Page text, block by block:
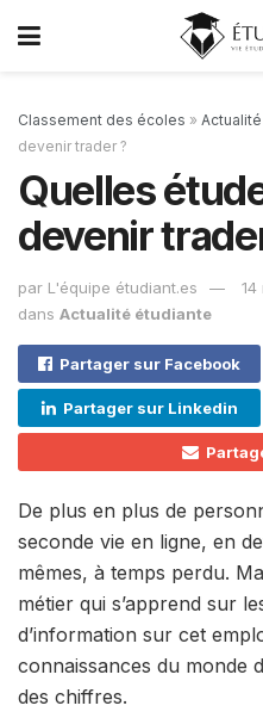
Classement des écoles »
devenir trader ?
Quelles
devenir
par L'équipe étudiant.es
14
dans Actualité étudiante
Partager sur Facebook
Partager sur Linkedin
De plus en plus de
seconde vie en ligne, en
mêmes, à temps perdu.
métier qui s’apprend sur
d’information sur cet
connaissances du monde
des chiffres.